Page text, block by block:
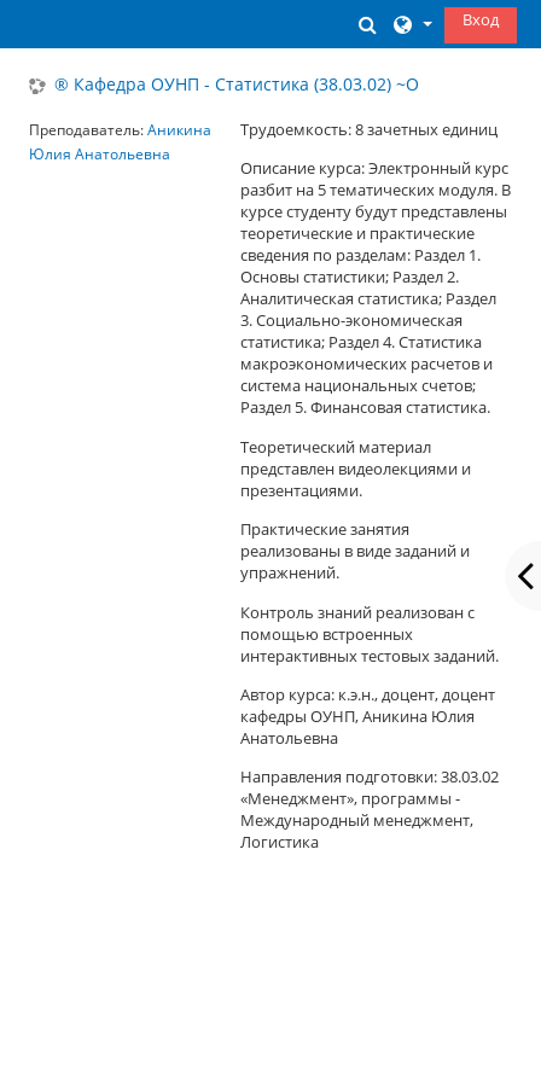
ИзменитьВход
® Кафедра ОУНП - Статистика (38.03.02) ~О
Трудоемкость: 8 зачетных единиц
Описание курса: Электронный курс
разбит на 5 тематических модуля. В
курсе студенту будут представлены
теоретические и практические
сведения по разделам: Раздел 1.
Основы статистики; Раздел 2.
Аналитическая статистика; Раздел
3. Социально-экономическая
статистика; Раздел 4. Статистика
макроэкономических расчетов и
система национальных счетов;
Раздел 5. Финансовая статистика.
Теоретический материал
представлен видеолекциями и
презентациями.
Практические занятия
реализованы в виде заданий и
упражнений.
Контроль знаний реализован с
помощью встроенных
интерактивных тестовых заданий.
Автор курса: к.э.н., доцент, доцент
кафедры ОУНП, Аникина Юлия
Анатольевна
Направления подготовки: 38.03.02
«Менеджмент», программы -
Международный менеджмент,
Логистика
Преподаватель:Аникина
Юлия Анатольевна